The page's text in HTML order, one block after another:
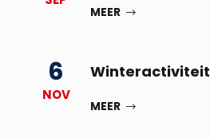
MEER
6
NOV
Winteractiviteit
MEER